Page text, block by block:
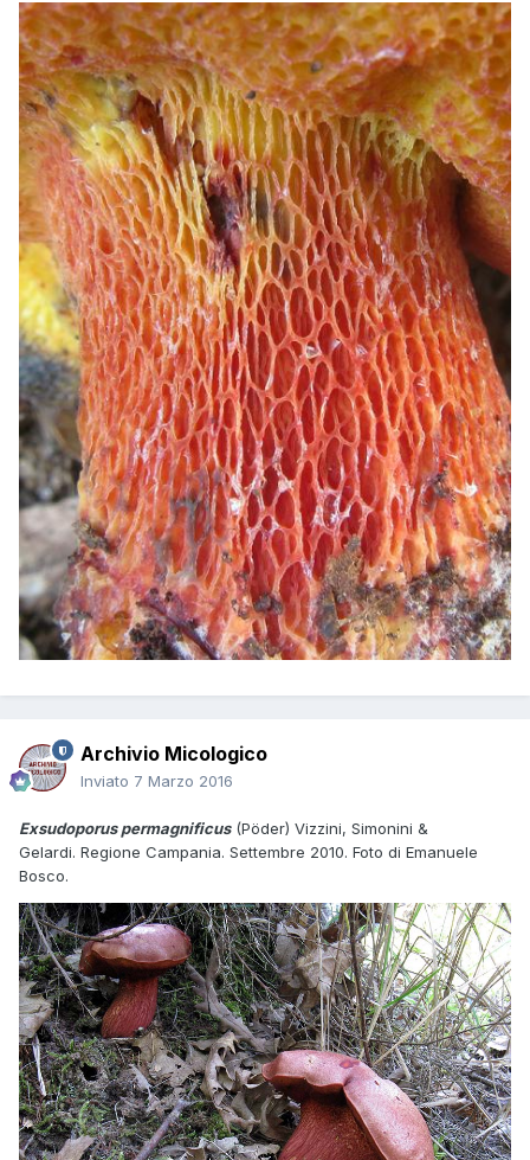
Archivio Micologico
Inviato 7 Marzo 2016
Exsudoporus permagnificus(Pöder) Vizzini, Simonini &
Gelardi. Regione Campania. Settembre 2010. Foto di Emanuele
Bosco.